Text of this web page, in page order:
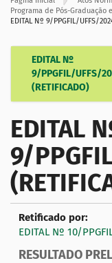
Programa de Pós-Graduação
EDITAL Nº 9/PPGFIL/UFFS/
g
a
ç
ã
o
EDITAL Nº
9/PPGFIL/UFFS/
(RETIFICADO)
EDITAL
9/
Retificado por:
EDITAL Nº 10/
RESULTADO